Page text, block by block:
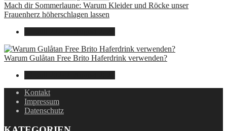
Mach dir Sommerlaune: Warum Kleider und Röcke unser
Frauenherz höherschlagen lassen
Warum Gulåtan Free Brito Haferdrink verwenden?
Kontakt
Impressum
Datenschutz